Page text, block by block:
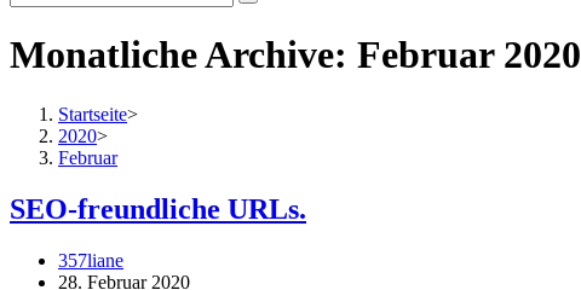
Monatliche Archive: Februar 2020
Startseite>
2020>
Februar
SEO-freundliche URLs.
Beitrags-
Autor:
357liane
Beitrag
28. Februar 2020